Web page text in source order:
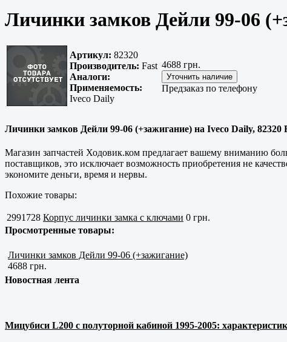
Личинки замков Дейли 99-06
Артикул: 82320
Производитель: Fast
Аналоги:
Применяемость:
Iveco Daily
4688 грн.
Предзаказ по телефону
Личинки замков Дейли 99-06 (+зажигание) на Iveco Daily, 82320
Магазин запчастей Ходовик.ком предлагает вашему вниманию
поставщиков, это исключает возможность приобретения не
экономите деньги, время и нервы.
Похожие товары:
2991728 Корпус личинки замка с ключами 0 грн.
Просмотренные товары:
Личинки замков Дейли 99-06 (+зажигание)
4688 грн.
Новостная лента
Мицубиси L200 с полуторной кабиной 1995-2005: